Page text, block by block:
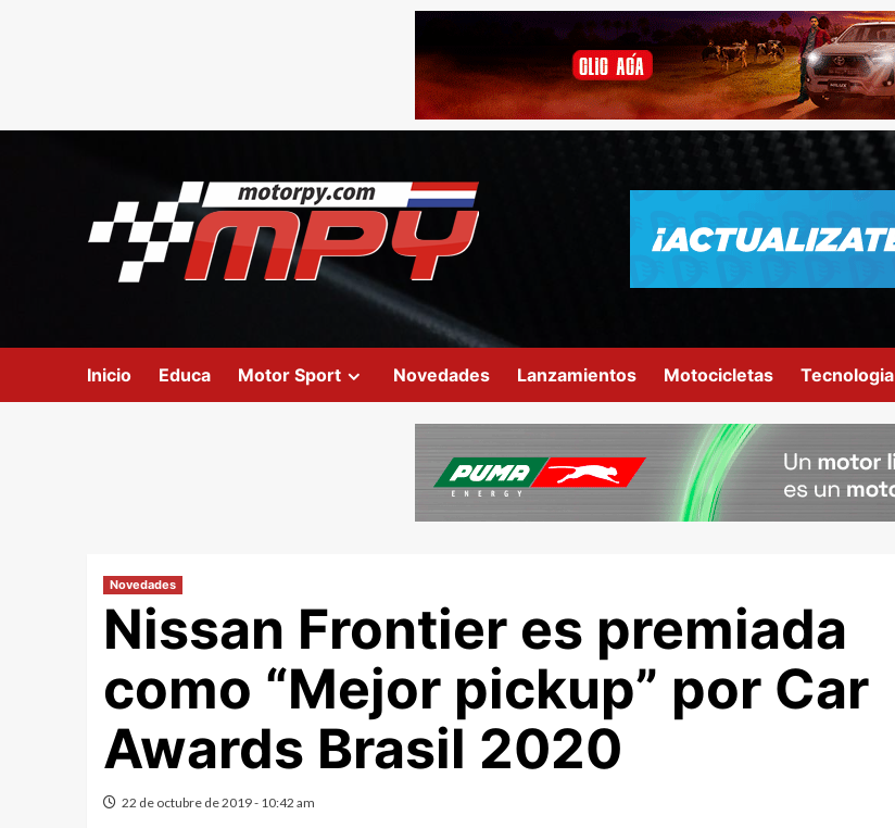
Inicio Educa Motor Sport Novedades Lanzamientos Motocicletas Tecnologia
Novedades
Nissan Frontier es premiada
como “Mejor pickup” por Car
Awards Brasil 2020
22 de octubre de 2019 - 10:42 am